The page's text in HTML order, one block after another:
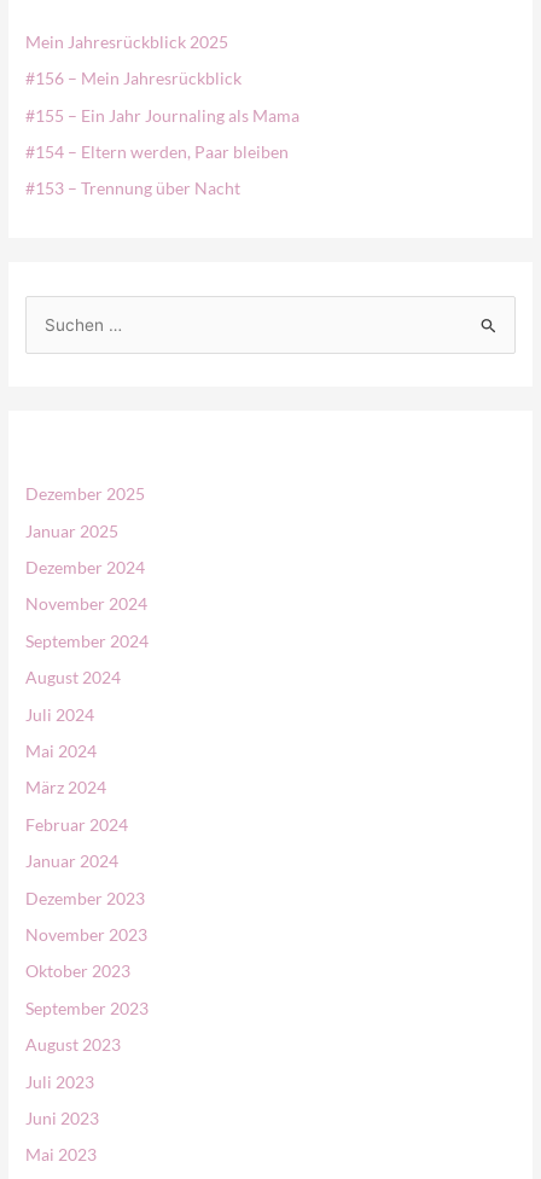
Mein Jahresrückblick 2025
#156 – Mein Jahresrückblick
#155 – Ein Jahr Journaling als Mama
#154 – Eltern werden, Paar bleiben
#153 – Trennung über Nacht
n
n
a
Dezember 2025
Januar 2025
Dezember 2024
November 2024
September 2024
August 2024
Juli 2024
Mai 2024
März 2024
Februar 2024
Januar 2024
Dezember 2023
November 2023
Oktober 2023
September 2023
August 2023
Juli 2023
Juni 2023
Mai 2023